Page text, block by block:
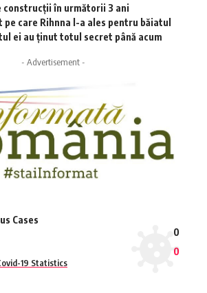
construcții în următorii 3 ani
pe care Rihnna l-a ales pentru băiatul
ei au ținut totul secret până acum
- Advertisement -
Cases
0
0
19 Statistics